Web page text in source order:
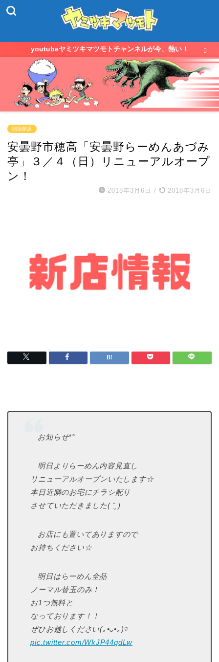
youtubeヤミツキマツモトチャンネルが今、熱い！
開店閉店
安曇野市穂高「安曇野らーめんあづみ
亭」３／４（日）リニューアルオープ
ン！
2018年3月6日 / 2018年3月6日
お知らせ*°
明日よりらーめん内容見直し
リニューアルオープンいたします☆
本日近隣のお宅にチラシ配り
させていただきました( ¨̮ )︎︎
お店にも置いてありますので
お持ちください☆
明日はらーめん全品
ノーマル替玉のみ！
お1つ無料と
なっております！！
ぜひお越しください(｡•ᴗ•｡)♡
pic.twitter.com/WkJP44qdLw